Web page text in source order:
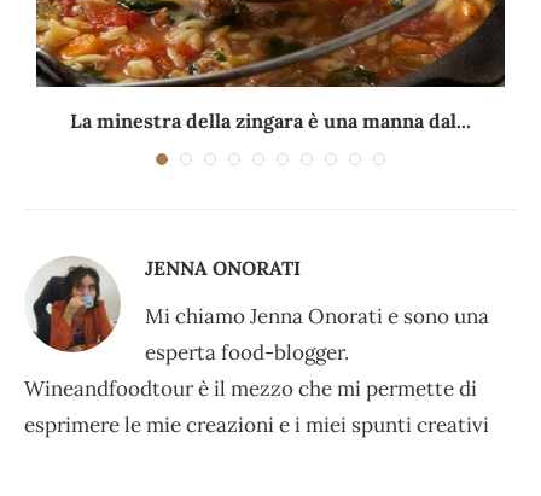
La minestra della zingara è una manna dal...
JENNA ONORATI
Mi chiamo Jenna Onorati e sono una
esperta food-blogger.
Wineandfoodtour è il mezzo che mi permette di
esprimere le mie creazioni e i miei spunti creativi